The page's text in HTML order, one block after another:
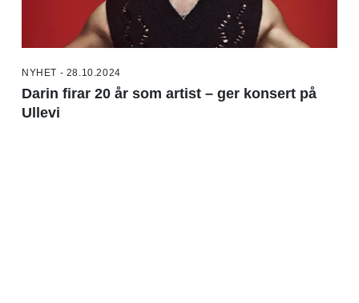
NYHET - 28.10.2024
Darin firar 20 år som artist – ger konsert på
Ullevi